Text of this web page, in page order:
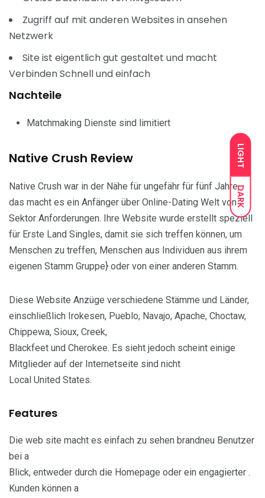
LIGHT
DARK
Zugriff auf mit anderen Websites in ansehen
Netzwerk
Site ist eigentlich gut gestaltet und macht
Verbinden Schnell und einfach
Nachteile
Matchmaking Dienste sind limitiert
Native Crush Review
Native Crush war in der Nähe für ungefähr für fünf Jahre,
das macht es ein Anfänger über Online-Dating Welt von
Sektor Anforderungen. Ihre Website wurde erstellt speziell
für Erste Land Singles, damit sie sich treffen können, um
Menschen zu treffen, Menschen aus Individuen aus ihrem
eigenen Stamm Gruppe} oder von einer anderen Stamm.
Diese Website Anzüge verschiedene Stämme und Länder,
einschließlich Irokesen, Pueblo, Navajo, Apache, Choctaw,
Chippewa, Sioux, Creek,
Blackfeet und Cherokee. Es sieht jedoch scheint einige
Mitglieder auf der Internetseite sind nicht
Local United States.
Features
Die web site macht es einfach zu sehen brandneu Benutzer
bei a
Blick, entweder durch die Homepage oder ein engagierter .
Kunden können a